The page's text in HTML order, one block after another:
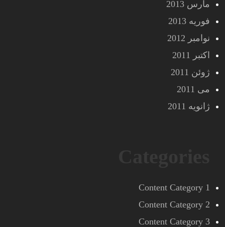
مارس 2013
فوریه 2013
نوامبر 2012
اکتبر 2011
ژوئن 2011
می 2011
ژانویه 2011
Content Category 1
Content Category 2
Content Category 3